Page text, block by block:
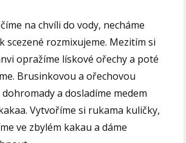
na chvíli do vody, necháme
scezené rozmixujeme. Mezitím si
opražíme lískové ořechy a poté
Brusinkovou a ořechovou
a dosladíme medem
Vytvoříme si rukama kuličky,
ve zbylém kakau a dáme